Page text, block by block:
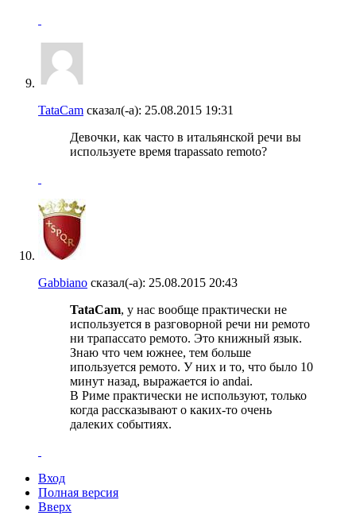
TataCam сказал(-а): 25.08.2015 19:31
Девочки, как часто в итальянской речи вы
используете время trapassato remoto?
Gabbiano сказал(-а): 25.08.2015 20:43
TataCam, у нас вообще практически не
используется в разговорной речи ни ремото
ни трапассато ремото. Это книжный язык.
Знаю что чем южнее, тем больше
ипользуется ремото. У них и то, что было 10
минут назад, выражается io andai.
В Риме практически не используют, только
когда рассказывают о каких-то очень
далеких событиях.
Вход
Полная версия
Вверх